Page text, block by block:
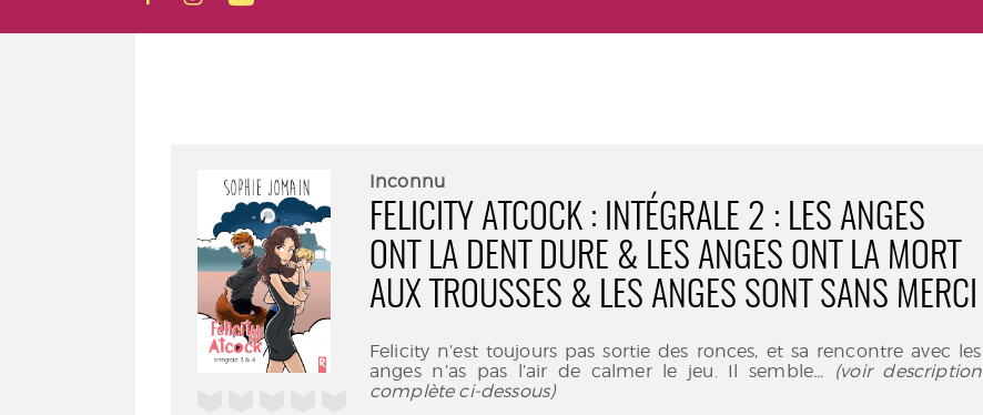
Inconnu
FELICITY ATCOCK : INTÉGRALE 2 : LES ANGES
ONT LA DENT DURE & LES ANGES ONT LA MORT
AUX TROUSSES & LES ANGES SONT SANS MERCI
Felicity n’est toujours pas sortie des ronces, et sa rencontre avec les
anges n’as pas l’air de calmer le jeu. Il semble... (voir description
complète ci-dessous)